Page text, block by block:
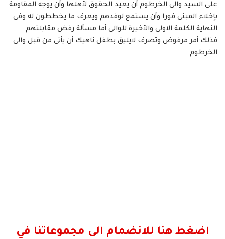
على السيد والى الخرطوم أن يعيد الحقوق لأهلها وأن يوجه المقاومة
بإخلاء المبنى فورا وأن يستمع لوفدهم ويعرف ما يخططون له وفى
النهاية الكلمة الاولى والأخيرة للوالى أما مسألة رفض مقابلتهم
فذلك أمر مرفوض وتصرف لايليق بطفل ناهيك أن يأتى من قبل والى
الخرطوم….
اضغط هنا للانضمام الى مجموعاتنا في